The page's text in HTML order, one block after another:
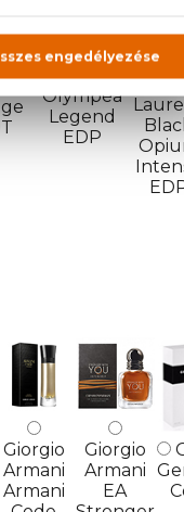
Paco
Rabanne
Olympéa
Legend
EDP
Giorgio
Armani
Armani
Giorgio
Armani
EA